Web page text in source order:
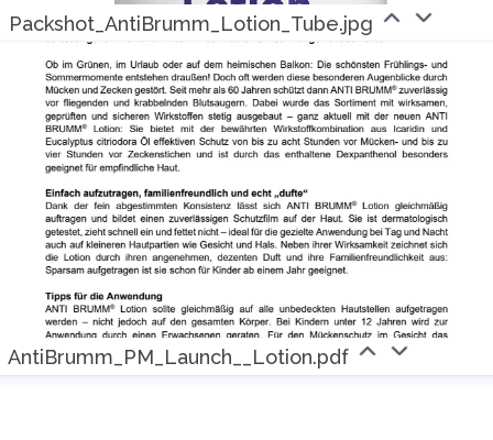
Packshot_AntiBrumm_Lotion_Tube.jpg
AntiBrumm_PM_Launch__Lotion.pdf